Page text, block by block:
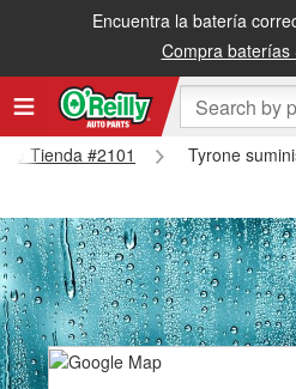
Encuentra la batería
Compra baterías
Tienda #2101
Tyrone